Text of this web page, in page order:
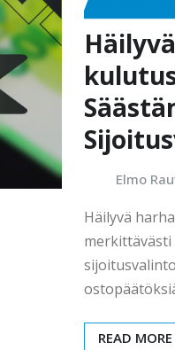
Elmo
Häilyvä
READ MORE